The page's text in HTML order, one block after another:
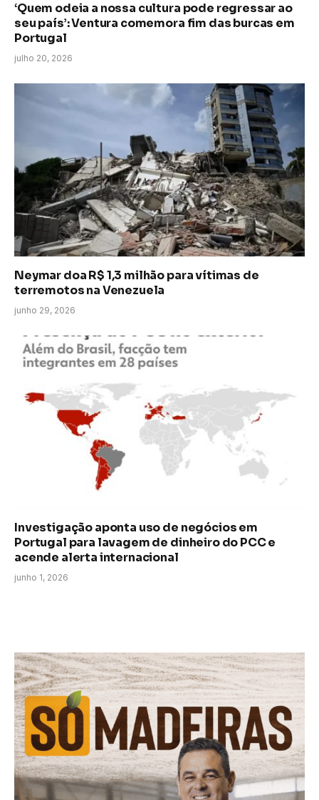
‘Quem odeia a nossa cultura pode regressar ao
seu país’: Ventura comemora fim das burcas em
Portugal
julho 20, 2026
Neymar doa R$ 1,3 milhão para vítimas de
terremotos na Venezuela
junho 29, 2026
Investigação aponta uso de negócios em
Portugal para lavagem de dinheiro do PCC e
acende alerta internacional
junho 1, 2026